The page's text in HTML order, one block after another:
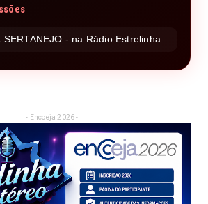
SERTANEJO - na Rádio Estrelinha
- Encceja 2026 -